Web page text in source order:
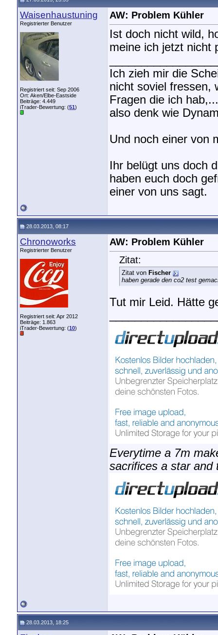
Waisenhaustuning
Registrierter Benutzer
Registriert seit: Sep 2006
Ort: Aken/Elbe-Eastside
Beiträge: 4.449
iTrader-Bewertung: (51)
AW: Problem Kühler
Ist doch nicht wild,
meine ich jetzt nicht
Ich zieh mir die
nicht soviel fressen,
Fragen die ich
also denk wie
Und noch einer von
Ihr belügt uns doch
haben euch doch
einer von uns sagt.
28.03.2013, 08:17
Chronoworks
Registrierter Benutzer
Registriert seit: Apr 2012
Beiträge: 1.863
iTrader-Bewertung: (10)
AW: Problem Kühler
Zitat:
Zitat von Fischer
haben gerade den co2 test
Tut mir Leid. Hätte
Everytime a 7m
sacrifices a star and
28.03.2013, 18:25